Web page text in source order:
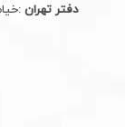
دفتر تهران